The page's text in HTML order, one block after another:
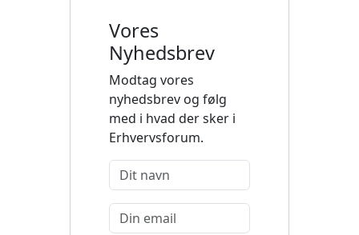
Vores
Nyhedsbrev
Modtag vores
nyhedsbrev og følg
med i hvad der sker i
Erhvervsforum.